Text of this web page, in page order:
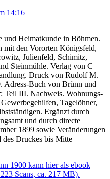
14:16
und Heimatkunde in Böhmen.
mit den Vororten Königsfeld,
Julienfeld, Schimitz,
Steinmühle. Verlag von C
Druck von Rudolf M.
Adress-Buch von Brünn und
Teil III. Nachweis. Wohnungs-
Tagelöhner,
Ergänzt durch
und durch directe
1899 sowie Veränderungen
Druckes bis Mitte
1900 kann hier als ebook
Scans, ca. 217 MB).